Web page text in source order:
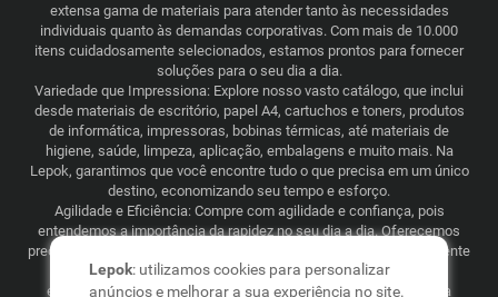
extensa gama de materiais para atender tanto às necessidades
individuais quanto às demandas corporativas. Com mais de 10.000
itens cuidadosamente selecionados, estamos prontos para fornecer
soluções para o seu dia a dia.
Variedade que Impressiona: Explore nosso vasto catálogo, que inclui
desde materiais de escritório, papel A4, cartuchos e toners, produtos
de informática, impressoras, bobinas térmicas, até materiais de
higiene, saúde, limpeza, aplicação, embalagens e muito mais. Na
Lepok, garantimos que você encontre tudo o que precisa em um único
destino, economizando seu tempo e esforço.
Agilidade e Eficiência: Compre com agilidade e confiança, pois
entendemos a importância da rapidez no seu dia a dia. Oferecemos
preços justos e competitivos, combinados com uma logística eficiente
que abrange todo o Brasil. Seja para consumo recorrente ou
esporádico, a Lepok Papelaria está comprometida em tornar sua
Lepok: utilizamos cookies para personalizar
anúncios e melhorar a sua experiência no site.